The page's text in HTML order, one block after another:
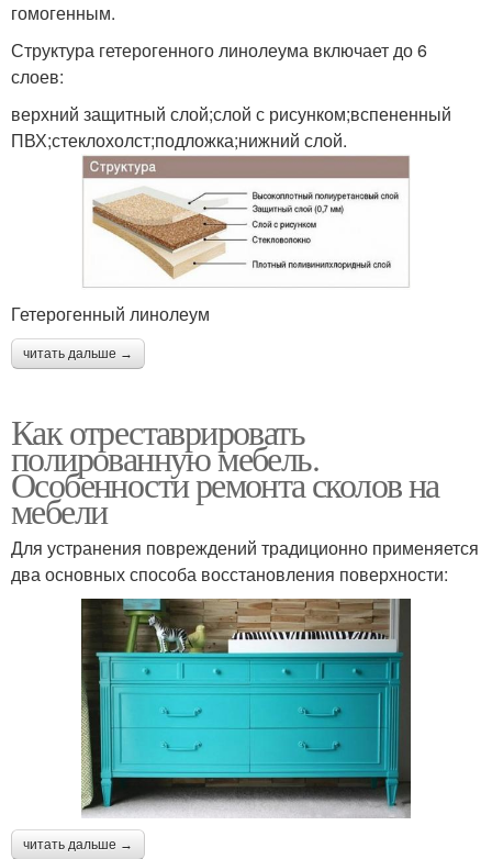
гомогенным.
Структура гетерогенного линолеума включает до 6
слоев:
верхний защитный слой;слой с рисунком;вспененный
ПВХ;стеклохолст;подложка;нижний слой.
Гетерогенный линолеум
читать дальше →
Как отреставрировать
полированную мебель.
Особенности ремонта сколов на
мебели
Для устранения повреждений традиционно применяется
два основных способа восстановления поверхности:
читать дальше →